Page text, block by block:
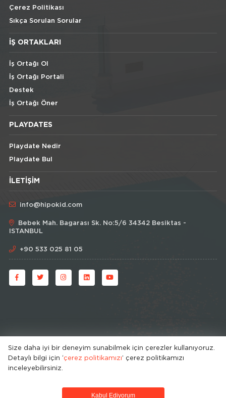
Çerez Politikası
Sıkça Sorulan Sorular
İŞ ORTAKLARI
İş Ortağı Ol
İş Ortağı Portali
Destek
İş Ortağı Öner
PLAYDATES
Playdate Nedir
Playdate Bul
İLETIŞIM
info@hipokid.com
Bebek Mah. Bagarası Sk. No:5/6 34342 Besiktas -
ISTANBUL
+90 533 025 81 05
© HipoKid 2026 . All rights reserved.
Developed by
Size daha iyi bir deneyim sunabilmek için çerezler kullanıyoruz.
Detaylı bilgi için ‘çerez politikamızı’ çerez politikamızı
inceleyebilirsiniz.
Kabul Ediyorum